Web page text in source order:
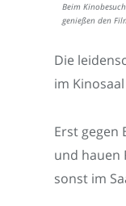
Beim
genießen den
Die
im
Erst gegen
und hauen
sonst im